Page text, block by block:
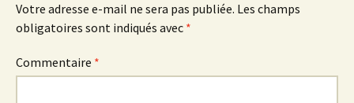
Votre adresse e-mail ne sera pas publiée. Les champs
obligatoires sont indiqués avec *
Commentaire *